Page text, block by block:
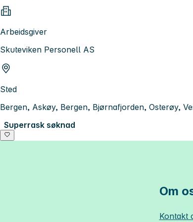
Arbeidsgiver
Skuteviken Personell AS
Sted
Bergen, Askøy, Bergen, Bjørnafjorden, Osterøy,
Superrask søknad
Om
Kontakt